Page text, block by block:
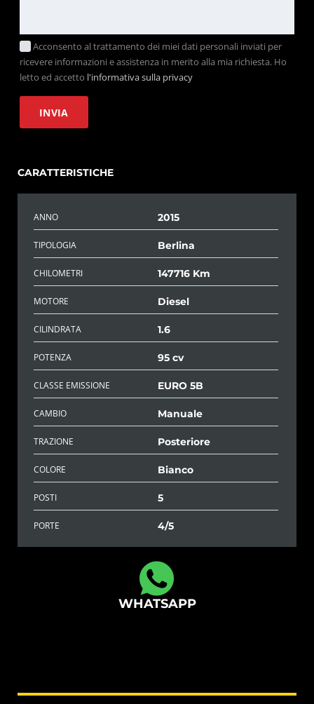
Acconsento al trattamento dei miei dati personali inviati per
ricevere informazioni e assistenza in merito alla mia richiesta. Ho
letto ed accetto l'informativa sulla privacy
CARATTERISTICHE
ANNO 2015
TIPOLOGIA Berlina
CHILOMETRI 147716 Km
MOTORE Diesel
CILINDRATA 1.6
POTENZA 95 cv
CLASSE EMISSIONE EURO 5B
CAMBIO Manuale
TRAZIONE Posteriore
COLORE Bianco
POSTI 5
PORTE 4/5
WHATSAPP